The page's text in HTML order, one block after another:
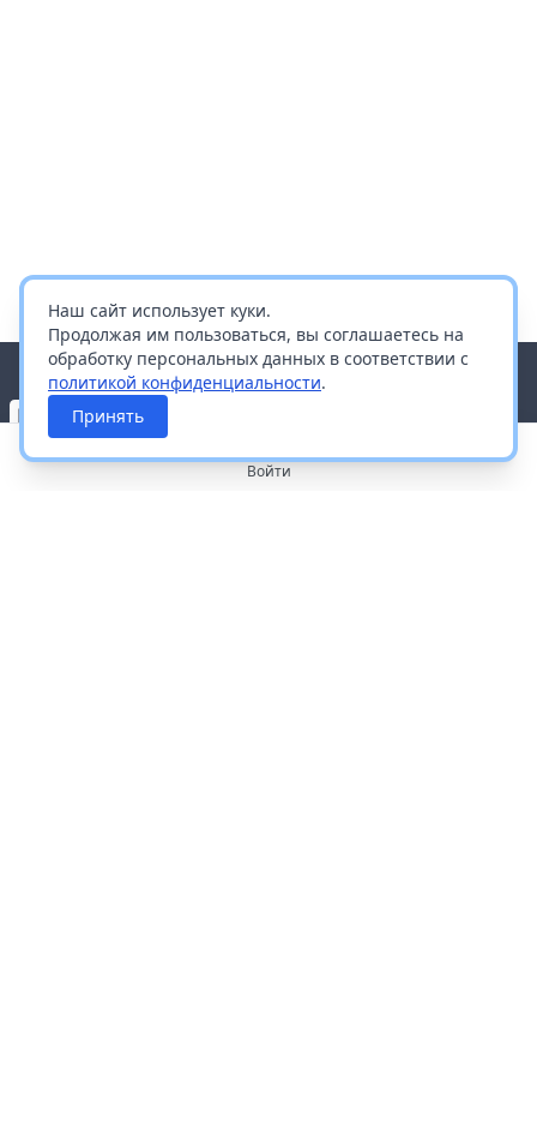
Наш сайт использует куки.
Продолжая им пользоваться, вы соглашаетесь на
обработку персональных данных в соответствии с
политикой конфиденциальности.
Принять
Войти